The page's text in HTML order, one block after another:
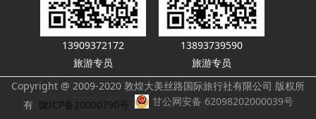
13909372172
旅游专员
13893739590
旅游专员
Copyright @ 2009-2020 敦煌大美丝路国际旅行社有限公司 版权所
有 陇ICP备20000790号 甘公网安备 62098202000039号